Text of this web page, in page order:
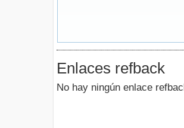
Enlaces refback
No hay ningún enlace